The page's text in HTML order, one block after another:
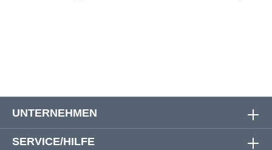
UNTERNEHMEN
SERVICE/HILFE